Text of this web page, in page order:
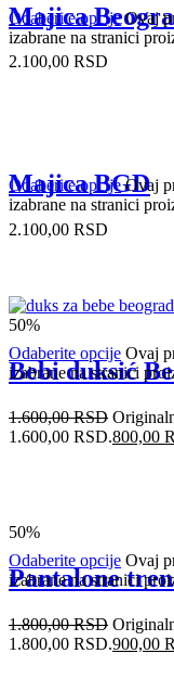
Odaberite opcije Ovaj
izabrane na stranici
Majica
2.100,00 RSD
Odaberite opcije Ovaj
izabrane na stranici
Majica BGD
2.100,00 RSD
Odaberite opcije Ovaj
izabrane na stranici
50%
Bebi duksić
1.600,00RSD
1.600,00 RSD.800,00
Odaberite opcije Ovaj
izabrane na stranici
50%
Pantalone
1.800,00RSD
1.800,00 RSD.900,00